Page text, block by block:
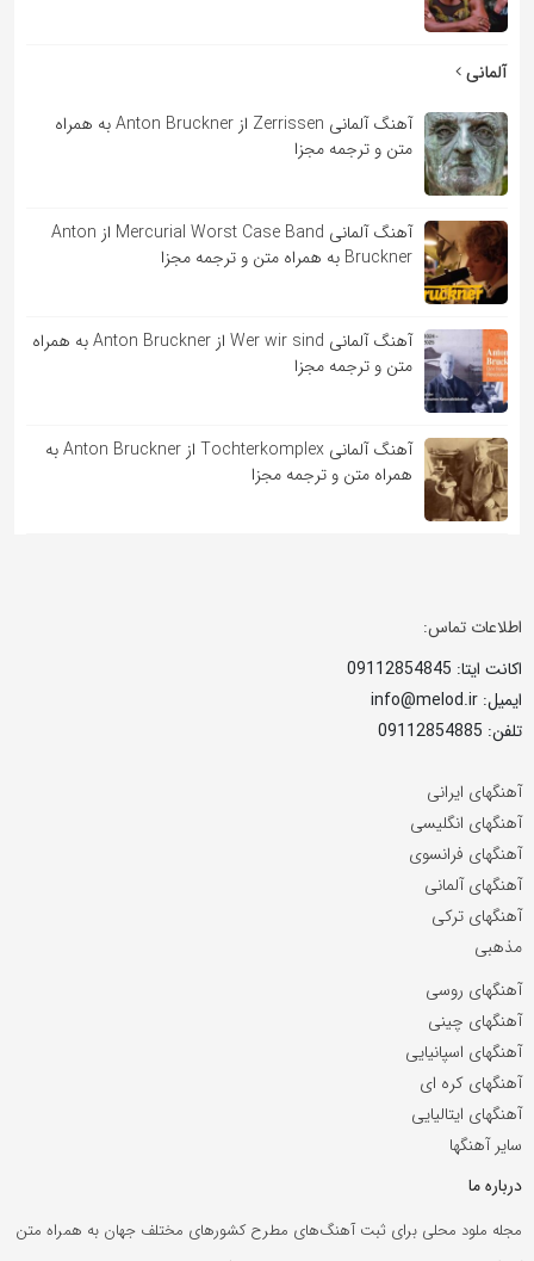
آلمانی
آهنگ آلمانی Zerrissen از Anton Bruckner به همراه
متن و ترجمه مجزا
آهنگ آلمانی Mercurial Worst Case Band از Anton
Bruckner به همراه متن و ترجمه مجزا
آهنگ آلمانی Wer wir sind از Anton Bruckner به همراه
متن و ترجمه مجزا
آهنگ آلمانی Tochterkomplex از Anton Bruckner به
همراه متن و ترجمه مجزا
اطلاعات تماس:
اکانت ایتا: 09112854845
ایمیل: info@melod.ir
تلفن: 09112854885
آهنگهای ایرانی
آهنگهای انگلیسی
آهنگهای فرانسوی
آهنگهای آلمانی
آهنگهای ترکی
مذهبی
آهنگهای روسی
آهنگهای چینی
آهنگهای اسپانیایی
آهنگهای کره ای
آهنگهای ایتالیایی
سایر آهنگها
درباره ما
مجله ملود محلی برای ثبت آهنگ‌های مطرح کشورهای مختلف جهان به همراه متن